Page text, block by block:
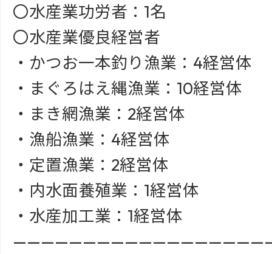
〇水産業功労者：1名
〇水産業優良経営者
・かつお一本釣り漁業：4経営体
・まぐろはえ縄漁業：10経営体
・まき網漁業：2経営体
・漁船漁業：4経営体
・定置漁業：2経営体
・内水面養殖業：1経営体
・水産加工業：1経営体